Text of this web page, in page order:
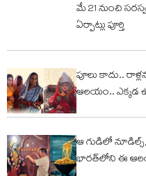
మే 21 నుంచి
ఏర్పాట్లు పూర్తి
పూలు కాదు..
ఆలయం.. ఎక్కడ
ఆ గుడిలో
భారత్‌లోని ఈ